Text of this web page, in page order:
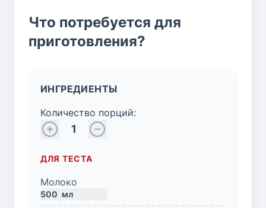
Что потребуется для
приготовления?
ИНГРЕДИЕНТЫ
Количество порций:
1
ДЛЯ ТЕСТА
Молоко
500 мл